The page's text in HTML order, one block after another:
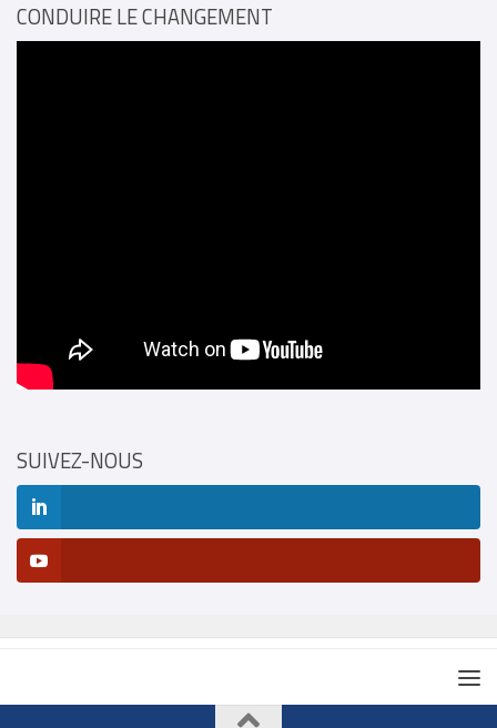
CONDUIRE LE CHANGEMENT
SUIVEZ-NOUS